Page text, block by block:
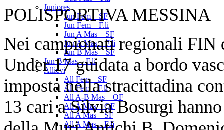
Juniores
Jun Fem – SF
Jun Fem – F.li
Jun A Mas – SF
Jun A Mas – F.li
Jun B Mas – SF
Jun B Mas – F.li
Allievi
All Fem – SF
All Fem – F.li
All A-B Mas – OF
All A Mas – QF
All A Mas – SF
All A Mas – F.li
POLISPORTIVA MESSINA
Nei campionati regionali FIN
Under 17 guidata a bordo
imposta nella stracittadina
13 cari a Silvia Bosurgi